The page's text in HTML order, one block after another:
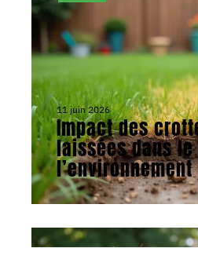
11 juin 2026
Impact des
laissées dans
l’environnement